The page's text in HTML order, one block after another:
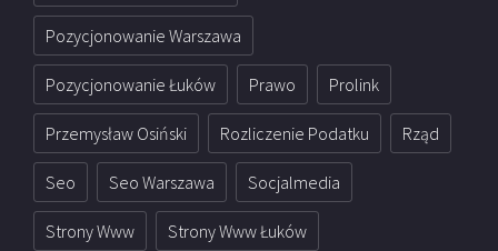
Pozycjonowanie Warszawa
Pozycjonowanie Łuków Prawo Prolink
Przemysław Osiński Rozliczenie Podatku Rząd
Seo Seo Warszawa Socjalmedia
Strony Www Strony Www Łuków